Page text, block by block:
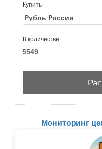
Купить
В количестве
Мониторинг